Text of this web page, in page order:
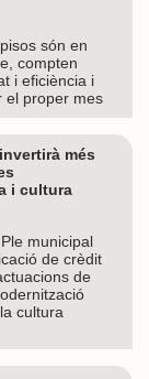
són en
compten
i eficiència i
el proper mes
més
i cultura
municipal
de crèdit
de
cultura